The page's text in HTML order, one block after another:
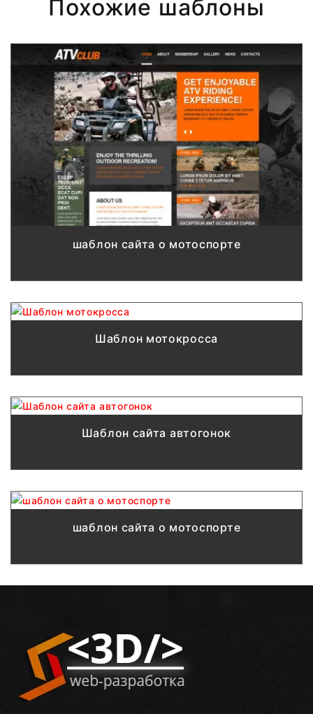
Похожие шаблоны
шаблон сайта о мотоспорте
Шаблон мотокросса
Шаблон сайта автогонок
шаблон сайта о мотоспорте